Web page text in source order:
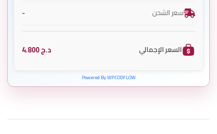
سعر الشحن -
السعر الإجمالي د.ج
Powered By WPCODFLOW